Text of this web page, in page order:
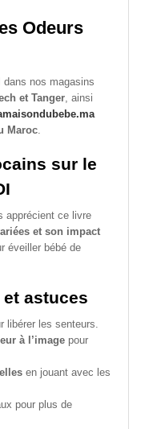
Odeurs
dans nos magasins
et Tanger, ainsi
Maroc.
sur le
apprécient ce livre
et son impact
éveiller bébé de
astuces
libérer les senteurs.
à l’image pour
en jouant avec les
pour plus de